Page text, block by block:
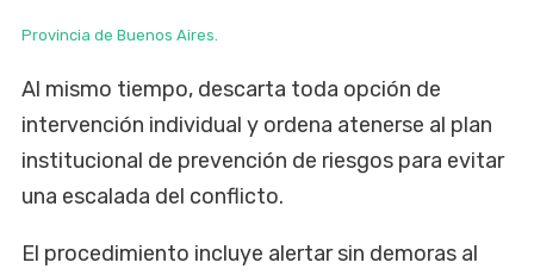
Provincia de Buenos Aires.
Al mismo tiempo, descarta toda opción de
intervención individual y ordena atenerse al plan
institucional de prevención de riesgos para evitar
una escalada del conflicto.
El procedimiento incluye alertar sin demoras al